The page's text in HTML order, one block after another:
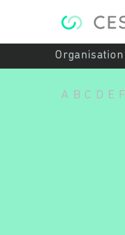
Organisation
A B C D E F